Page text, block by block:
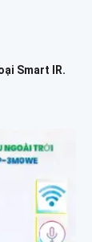
Smart IR.